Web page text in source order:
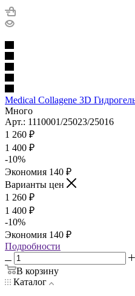
Medical Collagene 3D
Много
Арт.: 1110001/25023/25016
1 260 ₽
1 400 ₽
-10%
Экономия 140 ₽
Варианты цен
1 260 ₽
1 400 ₽
-10%
Экономия 140 ₽
Подробности
В корзину
Каталог